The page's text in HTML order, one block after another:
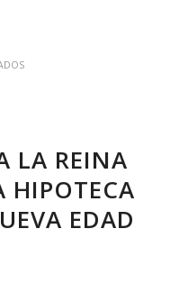
LA REINA
HIPOTECA
EDAD